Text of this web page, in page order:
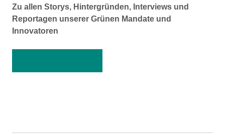
Zu allen Storys, Hintergründen, Interviews und
Reportagen unserer Grünen Mandate und
Innovatoren